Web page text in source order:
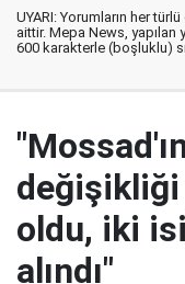
UYARI: Yorumların her
aittir. Mepa News,
600 karakterle (boşluklu)
değişikliği
oldu, iki
alındı"